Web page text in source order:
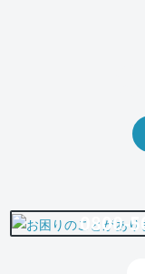
0800-